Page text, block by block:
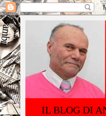
IL BLOG DI